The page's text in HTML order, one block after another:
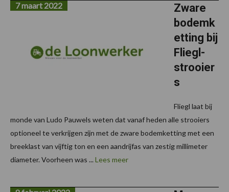
Zware
bodemk
etting bij
Fliegl-
strooier
s
7 maart 2022
Fliegl laat bij
monde van Ludo Pauwels weten dat vanaf heden alle strooiers
optioneel te verkrijgen zijn met de zware bodemketting met een
breeklast van vijftig ton en een aandrijfas van zestig millimeter
diameter. Voorheen was ... Lees meer